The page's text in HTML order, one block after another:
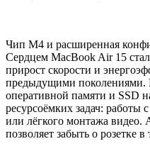
Чип M4 и расширенная
Сердцем MacBook Air 15
прирост скорости и
предыдущими поколениями.
оперативной памяти и SSD
ресурсоёмких задач: работы
или лёгкого монтажа видео.
позволяет забыть о розетке в